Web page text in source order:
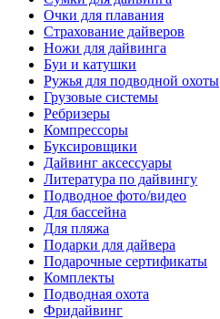
Очки для плавания
Страхование дайверов
Ножи для дайвинга
Буи и катушки
Ружья для подводной охоты
Грузовые системы
Ребризеры
Компрессоры
Буксировщики
Дайвинг аксессуары
Литература по дайвингу
Подводное фото/видео
Для бассейна
Для пляжа
Подарки для дайвера
Подарочные сертификаты
Комплекты
Подводная охота
Фридайвинг